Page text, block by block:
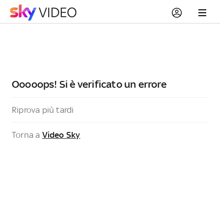
Ooooops! Si è verificato un errore
Riprova più tardi
Torna a Video Sky